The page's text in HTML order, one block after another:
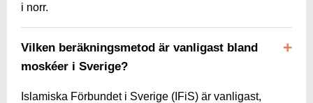
i norr.
Vilken beräkningsmetod är vanligast bland
moskéer i Sverige?
Islamiska Förbundet i Sverige (IFiS) är vanligast,